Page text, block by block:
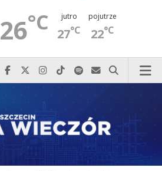
26°C jutro
27°C
pojutrze
22°C
Najlepiej po prostu do nas zadzwoń
Odwiedź nas na Facebook-u
Odwiedź nas na X
Odwiedź nas na Instagram-ie
Odwiedź nas na TikTok-u
Szukaj nas na Spotify
Wyślij do nas
Szukaj